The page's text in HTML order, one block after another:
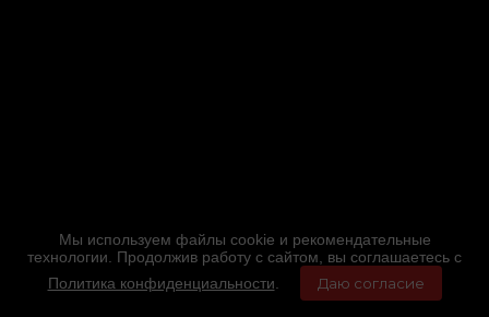
Мы используем файлы cookie и рекомендательные
технологии. Продолжив работу с сайтом, вы соглашаетесь с
Политика конфиденциальности
Даю согласие